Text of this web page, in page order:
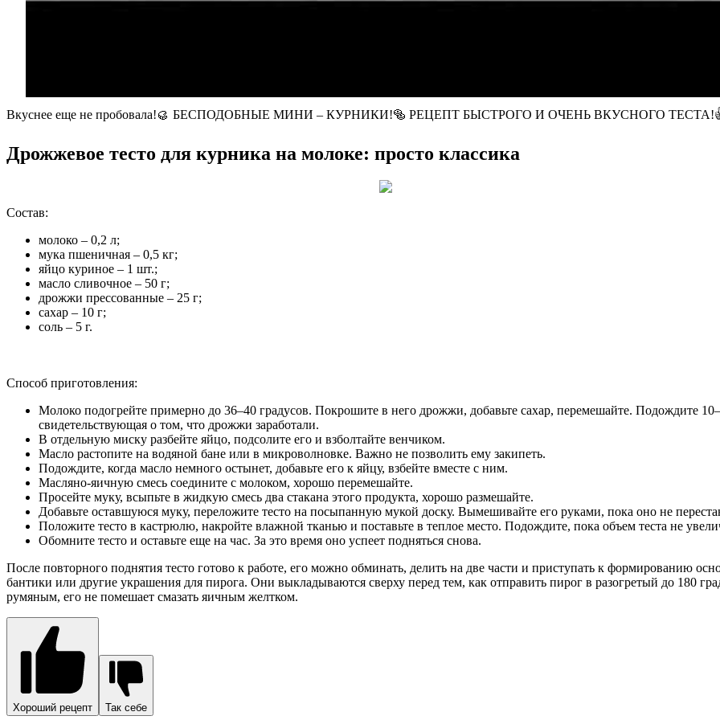
Вкуснее еще не пробовала!🥮 БЕСПОДОБНЫЕ МИНИ – КУРНИКИ!🥯 РЕЦЕПТ БЫСТРОГО И ОЧЕНЬ ВКУСНОГО
Дрожжевое тесто для курника на молоке: просто классика
Состав:
молоко – 0,2 л;
мука пшеничная – 0,5 кг;
яйцо куриное – 1 шт.;
масло сливочное – 50 г;
дрожжи прессованные – 25 г;
сахар – 10 г;
соль – 5 г.
Способ приготовления:
Молоко подогрейте примерно до 36–40 градусов. Покрошите в него дрожжи, добавьте сахар, перемешайте. Подождите
свидетельствующая о том, что дрожжи заработали.
В отдельную миску разбейте яйцо, подсолите его и взболтайте венчиком.
Масло растопите на водяной бане или в микроволновке. Важно не позволить ему закипеть.
Подождите, когда масло немного остынет, добавьте его к яйцу, взбейте вместе с ним.
Масляно-яичную смесь соедините с молоком, хорошо перемешайте.
Просейте муку, всыпьте в жидкую смесь два стакана этого продукта, хорошо размешайте.
Добавьте оставшуюся муку, переложите тесто на посыпанную мукой доску. Вымешивайте его руками, пока оно не
Положите тесто в кастрюлю, накройте влажной тканью и поставьте в теплое место. Подождите, пока объем теста не
Обомните тесто и оставьте еще на час. За это время оно успеет подняться снова.
После повторного поднятия тесто готово к работе, его можно обминать, делить на две части и приступать к формированию
бантики или другие украшения для пирога. Они выкладываются сверху перед тем, как отправить пирог в разогретый до 180
румяным, его не помешает смазать яичным желтком.
Хороший рецепт Так себе